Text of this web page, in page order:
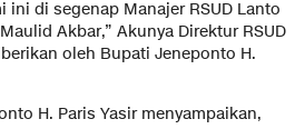
ini di segenap Manajer RSUD Lanto
Akbar,” Akunya Direktur RSUD
oleh Bupati Jeneponto H.
H. Paris Yasir menyampaikan,